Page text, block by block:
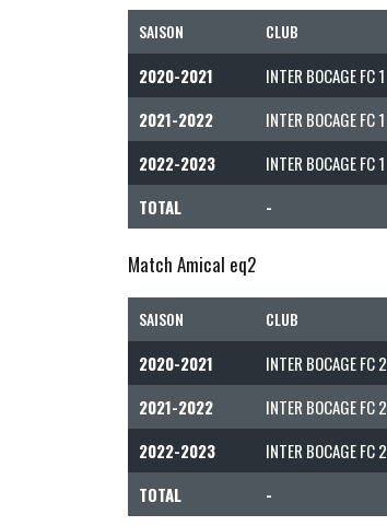
SAISON CLUB
2020-2021 INTER BOCAGE FC 1
2021-2022
INTER BOCAGE FC 1
2022-2023
INTER BOCAGE FC 1
TOTAL
-
Match Amical eq2
SAISON CLUB
2020-2021 INTER BOCAGE FC 2
2021-2022
INTER BOCAGE FC 2
2022-2023
INTER BOCAGE FC 2
TOTAL
-